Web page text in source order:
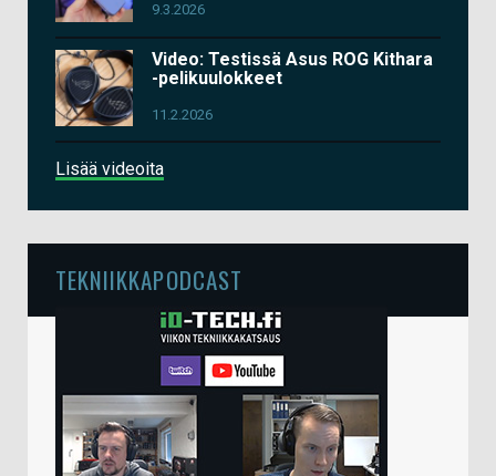
9.3.2026
Video: Testissä Asus ROG Kithara
-pelikuulokkeet
11.2.2026
Lisää videoita
TEKNIIKKAPODCAST